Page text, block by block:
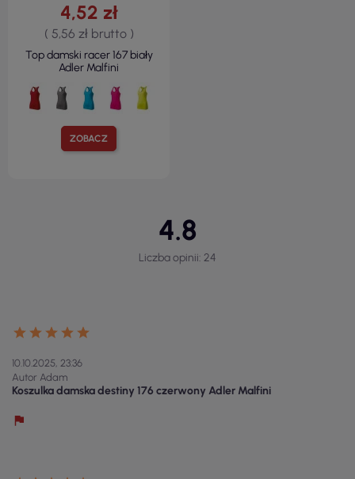
ZOBACZ
4,52 zł
( 5,56 zł brutto )
Top damski racer 167 biały
Adler Malfini
4.8
Liczba opinii: 24
10.10.2025, 23:36
Autor Adam
Koszulka damska destiny 176 czerwony Adler Malfini